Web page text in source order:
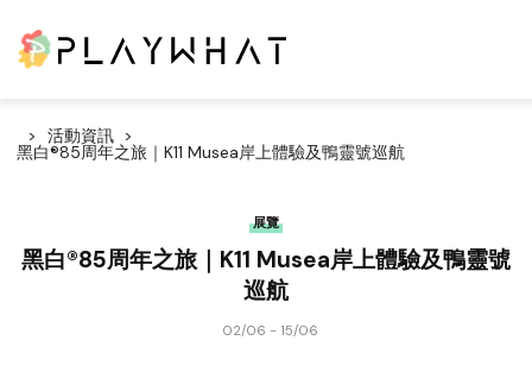
活動資訊
黑白®85周年之旅｜K11 Musea岸上體驗及鴨靈號巡航
展覽
黑白®85周年之旅｜K11 Musea岸上體驗及鴨靈號
巡航
02/06 - 15/06